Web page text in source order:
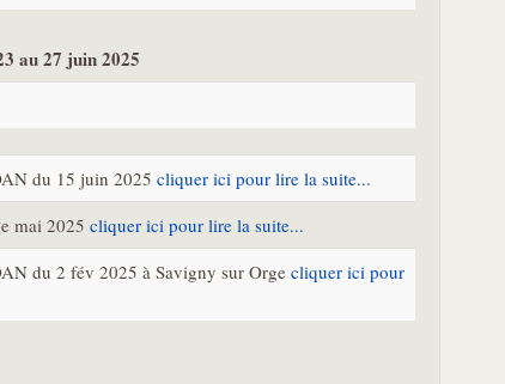
au 27 juin 2025
du 15 juin 2025 cliquer ici pour lire la suite...
mai 2025 cliquer ici pour lire la suite...
du 2 fév 2025 à Savigny sur Orge cliquer ici pour